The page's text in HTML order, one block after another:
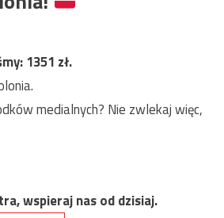
1351 zł.
medialnych? Nie zwlekaj więc,
wspieraj nas od dzisiaj.